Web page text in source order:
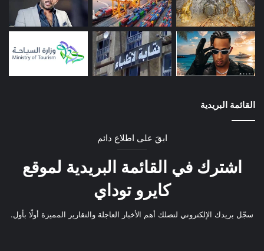
القائمة البريدية
ابقَ على اطلاع دائم
اشترك في القائمة البريدية لموقع
كايرو توداي
سجّل بريدك الإلكتروني لتصلك أهم الأخبار العاجلة والتقارير المميزة أولًا بأول.